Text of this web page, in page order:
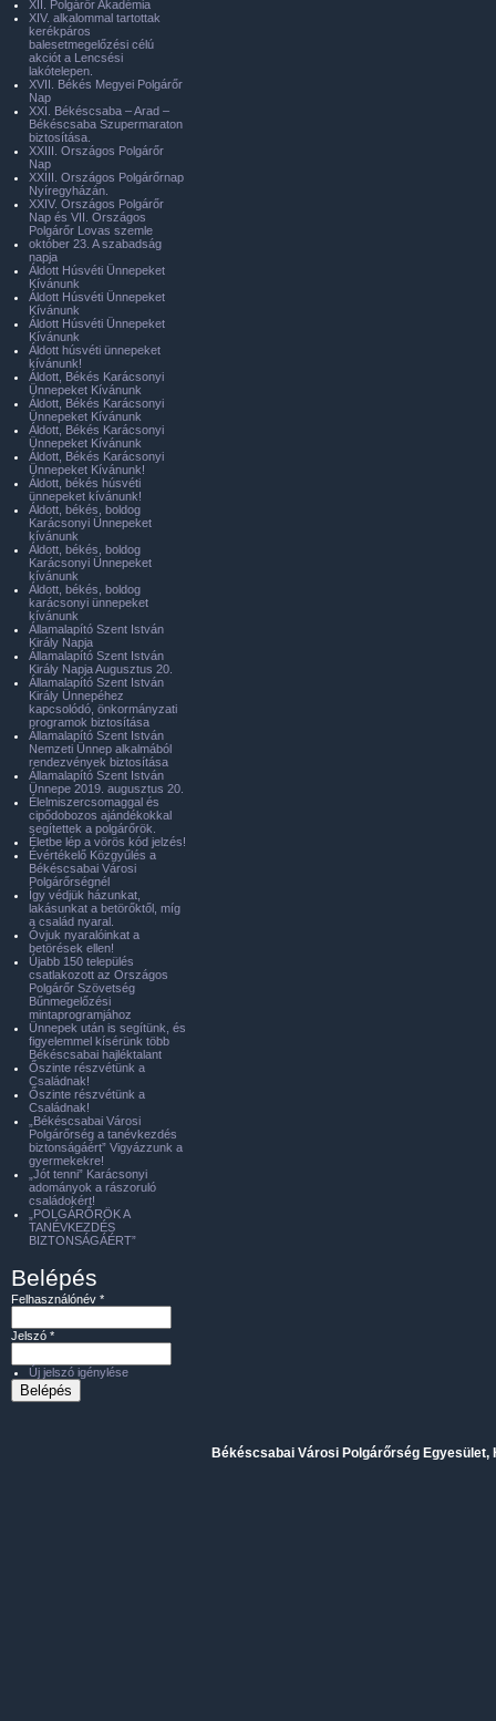
XII. Polgárőr Akadémia
XIV. alkalommal tartottak
kerékpáros
balesetmegelőzési célú
akciót a Lencsési
lakótelepen.
XVII. Békés Megyei Polgárőr
Nap
XXI. Békéscsaba – Arad –
Békéscsaba Szupermaraton
biztosítása.
XXIII. Országos Polgárőr
Nap
XXIII. Országos Polgárőrnap
Nyíregyházán.
XXIV. Országos Polgárőr
Nap és VII. Országos
Polgárőr Lovas szemle
október 23. A szabadság
napja
Áldott Húsvéti Ünnepeket
Kívánunk
Áldott Húsvéti Ünnepeket
Kívánunk
Áldott Húsvéti Ünnepeket
Kívánunk
Áldott húsvéti ünnepeket
kívánunk!
Áldott, Békés Karácsonyi
Ünnepeket Kívánunk
Áldott, Békés Karácsonyi
Ünnepeket Kívánunk
Áldott, Békés Karácsonyi
Ünnepeket Kívánunk
Áldott, Békés Karácsonyi
Ünnepeket Kívánunk!
Áldott, békés húsvéti
ünnepeket kívánunk!
Áldott, békés, boldog
Karácsonyi Ünnepeket
kívánunk
Áldott, békés, boldog
Karácsonyi Ünnepeket
kívánunk
Áldott, békés, boldog
karácsonyi ünnepeket
kívánunk
Államalapító Szent István
Király Napja
Államalapító Szent István
Király Napja Augusztus 20.
Államalapító Szent István
Király Ünnepéhez
kapcsolódó, önkormányzati
programok biztosítása
Államalapító Szent István
Nemzeti Ünnep alkalmából
rendezvények biztosítása
Államalapító Szent István
Ünnepe 2019. augusztus 20.
Élelmiszercsomaggal és
cipődobozos ajándékokkal
segítettek a polgárőrök.
Életbe lép a vörös kód jelzés!
Évértékelő Közgyűlés a
Békéscsabai Városi
Polgárőrségnél
Így védjük házunkat,
lakásunkat a betörőktől, míg
a család nyaral.
Óvjuk nyaralóinkat a
betörések ellen!
Újabb 150 település
csatlakozott az Országos
Polgárőr Szövetség
Bűnmegelőzési
mintaprogramjához
Ünnepek után is segítünk, és
figyelemmel kísérünk több
Békéscsabai hajléktalant
Őszinte részvétünk a
Családnak!
Őszinte részvétünk a
Családnak!
„Békéscsabai Városi
Polgárőrség a tanévkezdés
biztonságáért” Vigyázzunk a
gyermekekre!
„Jót tenni” Karácsonyi
adományok a rászoruló
családokért!
„POLGÁRŐRÖK A
TANÉVKEZDÉS
BIZTONSÁGÁÉRT”
Belépés
Felhasználónév *
Jelszó *
Új jelszó igénylése
Békéscsabai Városi Polgárőrség Egyesület,